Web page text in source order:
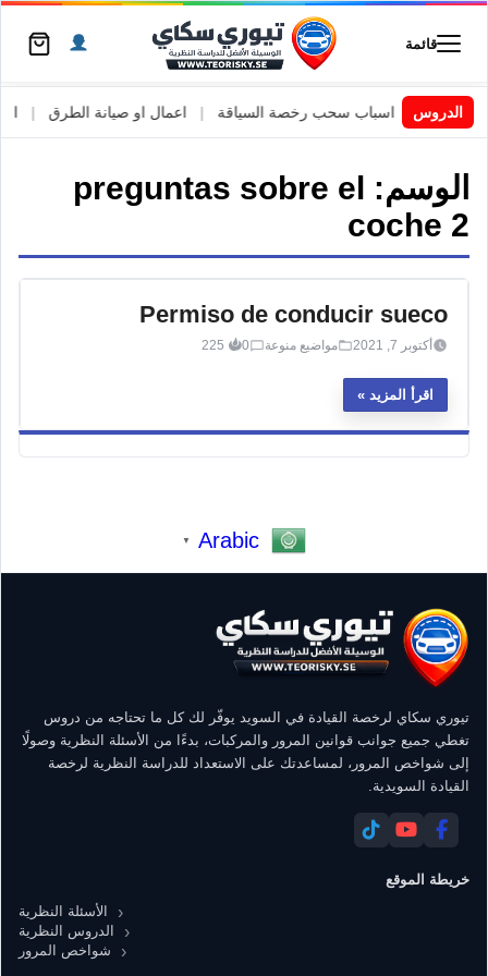
قائمة
الدروسالسويد | اسباب سحب رخصة السياقة اعمال او صيانة الطرق
الوسم: preguntas sobre el
coche 2
Permiso de conducir sueco
أكتوبر 7, 2021 مواضيع منوعة 0
225
اقرأ المزيد
Arabic
▼
تيوري سكاي لرخصة القيادة في السويد يوفّر لك كل ما تحتاجه من دروس
تغطي جميع جوانب قوانين المرور والمركبات، بدءًا من الأسئلة النظرية وصولًا
إلى شواخص المرور، لمساعدتك على الاستعداد للدراسة النظرية لرخصة
القيادة السويدية.
خريطة الموقع
الأسئلة النظرية
الدروس النظرية
شواخص المرور